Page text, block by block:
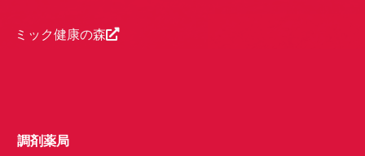
ミック健康の森
調剤薬局